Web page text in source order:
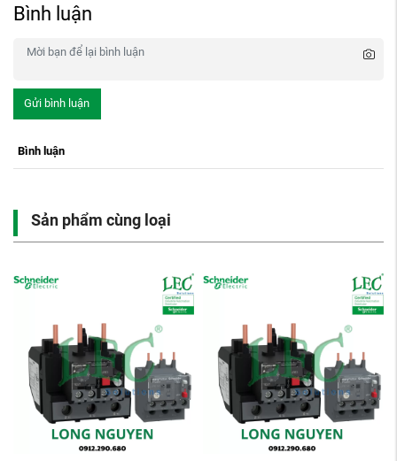
Bình luận
Gửi bình luận
Bình luận
Sản phẩm cùng loại